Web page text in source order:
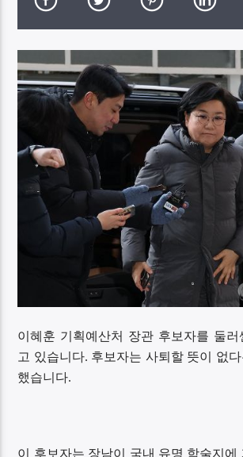
DK NET Radio.co
이혜훈 기획예산처 장관 후보자를 둘러
고 있습니다. 후보자는 사퇴할 뜻이 없
했습니다.
이 후보자는 장남이 국내 유명 학술지에